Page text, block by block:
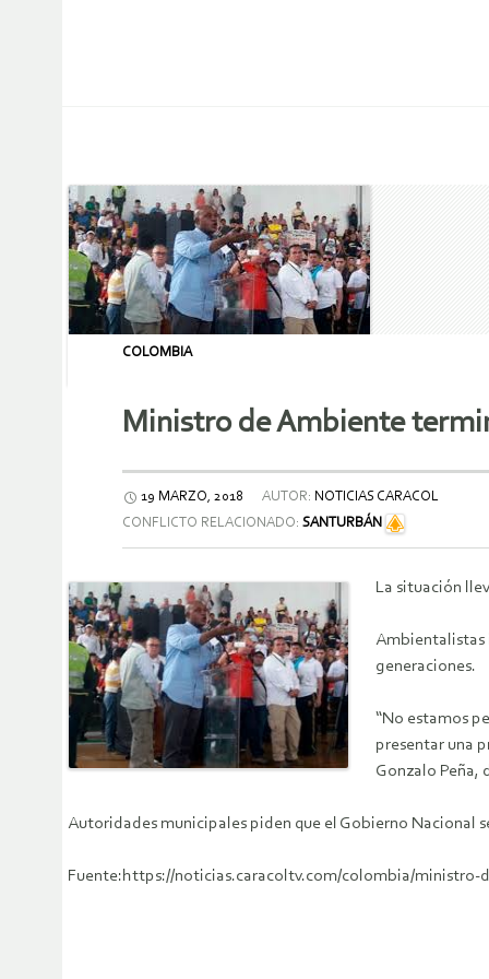
COLOMBIA
Ministro de Ambiente
19 MARZO, 2018 AUTOR: NOTICIAS CARACOL
CONFLICTO RELACIONADO: SANTURBÁN
La situación
Ambientalistas
generaciones.
“No estamos
presentar una
Gonzalo Peña,
Autoridades municipales piden que el Gobierno Nacional
Fuente:https://noticias.caracoltv.com/colombia/